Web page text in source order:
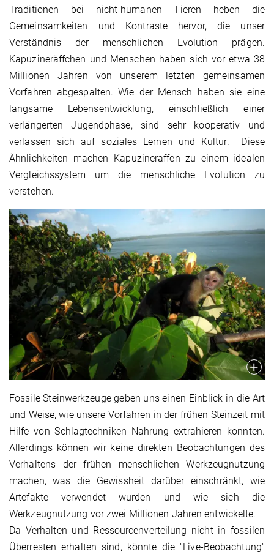
Traditionen bei nicht-humanen Tieren heben die
Gemeinsamkeiten und Kontraste hervor, die unser
Verständnis der menschlichen Evolution prägen.
Kapuzineräffchen und Menschen haben sich vor etwa 38
Millionen Jahren von unserem letzten gemeinsamen
Vorfahren abgespalten. Wie der Mensch haben sie eine
langsame Lebensentwicklung, einschließlich einer
verlängerten Jugendphase, sind sehr kooperativ und
verlassen sich auf soziales Lernen und Kultur. Diese
Ähnlichkeiten machen Kapuzineraffen zu einem idealen
Vergleichssystem um die menschliche Evolution zu
verstehen.
Fossile Steinwerkzeuge geben uns einen Einblick in die Art
und Weise, wie unsere Vorfahren in der frühen Steinzeit mit
Hilfe von Schlagtechniken Nahrung extrahieren konnten.
Allerdings können wir keine direkten Beobachtungen des
Verhaltens der frühen menschlichen Werkzeugnutzung
machen, was die Gewissheit darüber einschränkt, wie
Artefakte verwendet wurden und wie sich die
Werkzeugnutzung vor zwei Millionen Jahren entwickelte.
Da Verhalten und Ressourcenverteilung nicht in fossilen
Überresten erhalten sind, könnte die "Live-Beobachtung"